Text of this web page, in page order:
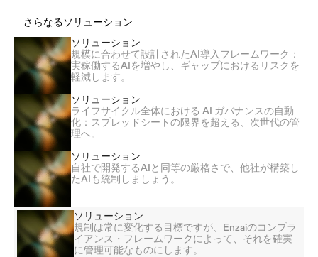
さらなるソリューション
ソリューション
規模に合わせて設計されたAI導入フレームワーク：
実稼働するAIを増やし、ギャップにおけるリスクを
軽減します。
ソリューション
ライフサイクル全体における AI ガバナンスの自動
化：スプレッドシートの限界を超える、次世代の管
理へ。
ソリューション
自社で開発するAIと同等の厳格さで、他社が構築し
たAIも統制しましょう。
ソリューション
規制は常に変化する目標ですが、Enzaiのコンプラ
イアンス・フレームワークによって、それを確実
に管理可能なものにします。